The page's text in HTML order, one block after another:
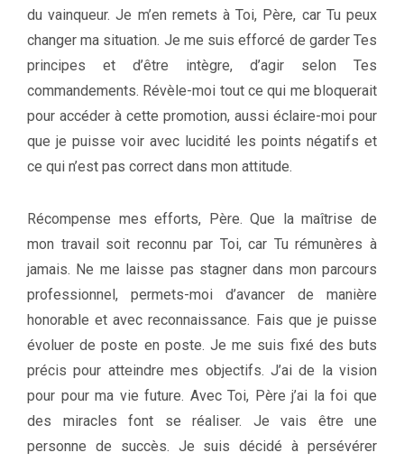
du vainqueur. Je m’en remets à Toi, Père, car Tu peux
changer ma situation. Je me suis efforcé de garder Tes
principes et d’être intègre, d’agir selon Tes
commandements. Révèle-moi tout ce qui me bloquerait
pour accéder à cette promotion, aussi éclaire-moi pour
que je puisse voir avec lucidité les points négatifs et
ce qui n’est pas correct dans mon attitude.
Récompense mes efforts, Père. Que la maîtrise de
mon travail soit reconnu par Toi, car Tu rémunères à
jamais. Ne me laisse pas stagner dans mon parcours
professionnel, permets-moi d’avancer de manière
honorable et avec reconnaissance. Fais que je puisse
évoluer de poste en poste. Je me suis fixé des buts
précis pour atteindre mes objectifs. J’ai de la vision
pour pour ma vie future. Avec Toi, Père j’ai la foi que
des miracles font se réaliser. Je vais être une
personne de succès. Je suis décidé à persévérer